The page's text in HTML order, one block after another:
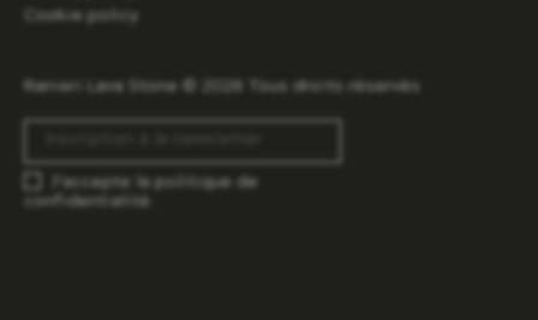
Cookie policy
Ranieri Lava Stone © 2026 Tous droits réservés
J’accepte la politique de
confidentialité.